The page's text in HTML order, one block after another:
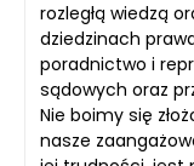
rozległą wiedzą
dziedzinach
poradnictwo i
sądowych oraz
Nie boimy się
nasze